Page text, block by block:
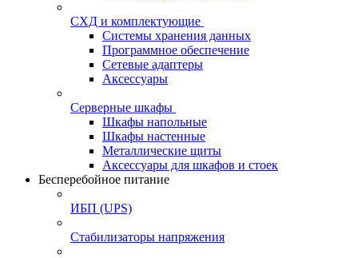
СХД и комплектующие
Системы хранения данных
Программное обеспечение
Сетевые адаптеры
Аксессуары
Серверные шкафы
Шкафы напольные
Шкафы настенные
Металлические щиты
Аксессуары для шкафов и стоек
Бесперебойное питание
ИБП (UPS)
Стабилизаторы напряжения